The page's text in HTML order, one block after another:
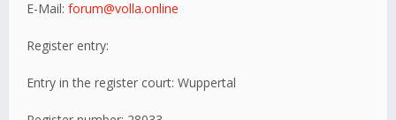
E-Mail: forum@volla.online
Register entry:
Entry in the register court: Wuppertal